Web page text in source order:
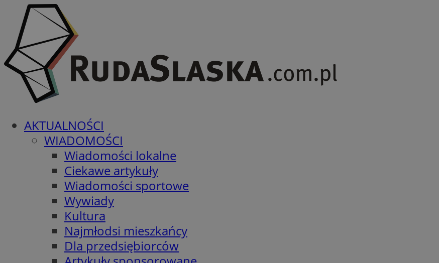
AKTUALNOŚCI
WIADOMOŚCI
Wiadomości lokalne
Ciekawe artykuły
Wiadomości sportowe
Wywiady
Kultura
Najmłodsi mieszkańcy
Dla przedsiębiorców